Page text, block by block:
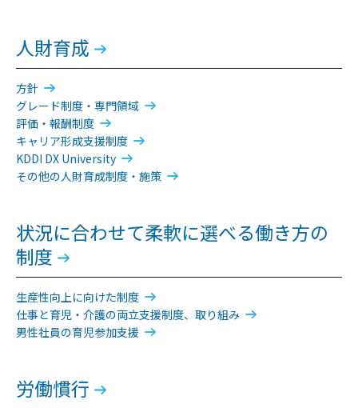
人財育成
方針
グレード制度・専門領域
評価・報酬制度
キャリア形成支援制度
KDDI DX University
その他の人財育成制度・施策
状況に合わせて柔軟に選べる働き方の
制度
生産性向上に向けた制度
仕事と育児・介護の両立支援制度、取り組み
男性社員の育児参加支援
労働慣行